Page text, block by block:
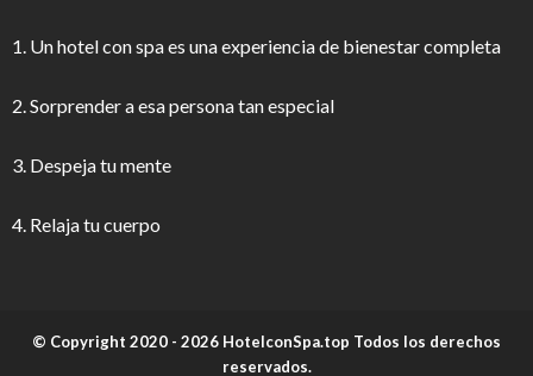
1. Un hotel con spa es una experiencia de bienestar completa
2. Sorprender a esa persona tan especial
3. Despeja tu mente
4. Relaja tu cuerpo
© Copyright 2020 - 2026 HotelconSpa.top Todos los derechos
reservados.